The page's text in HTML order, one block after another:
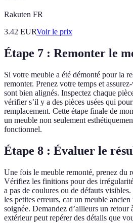
Rakuten FR
3.42 EURVoir le prix
Étape 7 : Remonter le
Si votre meuble a été démonté pour la
remonter. Prenez votre temps et
sont bien alignés. Inspectez chaque
vérifier s’il y a des pièces usées qui
remplacement. Cette étape finale de
un meuble non seulement
fonctionnel.
Étape 8 : Évaluer le
Une fois le meuble remonté, prenez du
Vérifiez les finitions pour des
a pas de coulures ou de défauts
les petites erreurs, car un meuble
soignée. Demandez d’ailleurs un
extérieur peut repérer des détails que